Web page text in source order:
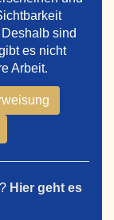
sind
es nicht
Arbeit.
Hier geht es